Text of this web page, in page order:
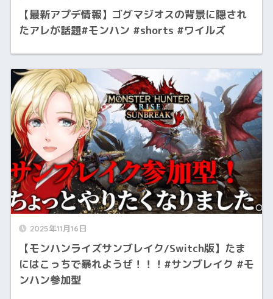
【最新アプデ情報】ゴグマジオスの背景に隠され
たアレが話題#モンハン #shorts #ワイルズ
2025年11月16日
【モンハンライズサンブレイク/Switch版】たま
にはこっちで暴れようぜ！！！#サンブレイク #モ
ンハン参加型